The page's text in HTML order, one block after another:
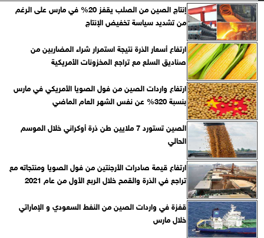
إنتاج الصين من الصلب يقفز 20% في مارس على الرغم
من تشديد سياسة تخفيض الإنتاج
ارتفاع أسعار الذرة نتيجة استمرار شراء المضاربين من
صناديق السلع مع تراجع المخزونات الأمريكية
ارتفاع واردات الصين من فول الصويا الأمريكي في مارس
بنسبة 320% عن نفس الشهر العام الماضي
الصين تستورد 7 ملايين طن ذرة أوكراني خلال الموسم
الحالي
ارتفاع قيمة صادرات الأرجنتين من فول الصويا ومنتجاته مع
تراجع في الذرة والقمح خلال الربع الأول من عام 2021
قفزة في واردات الصين من النفط السعودي و الإماراتي
خلال مارس